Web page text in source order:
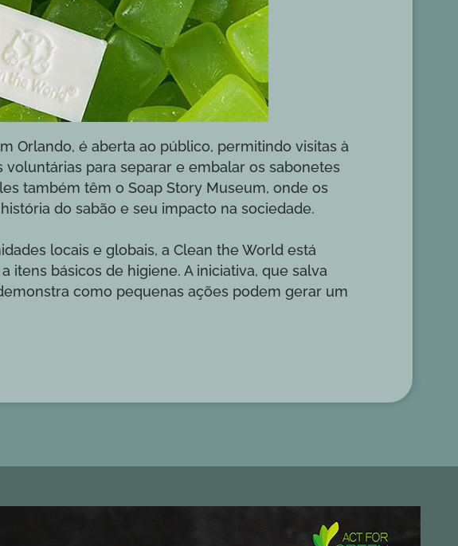
Orlando, é aberta ao público, permitindo visitas à
para separar e embalar os sabonetes
também têm o Soap Story Museum, onde os
do sabão e seu impacto na sociedade.
locais e globais, a Clean the World está
itens básicos de higiene. A iniciativa, que salva
como pequenas ações podem gerar um